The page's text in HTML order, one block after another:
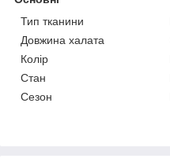
Тип тканини
Довжина халата
Колір
Стан
Сезон